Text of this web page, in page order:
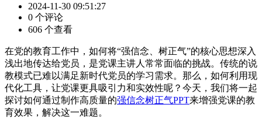
2024-11-30 09:51:27
0 个评论
606 个查看
在党的教育工作中，如何将“强信念、树正气”的核心思想深入
浅出地传达给党员，是党课主讲人常常面临的挑战。传统的说
教模式已难以满足新时代党员的学习需求。那么，如何利用现
代化工具，让党课更具吸引力和实效性呢？今天，我们将一起
探讨如何通过制作高质量的强信念树正气PPT来增强党课的教
育效果，解决这一难题。